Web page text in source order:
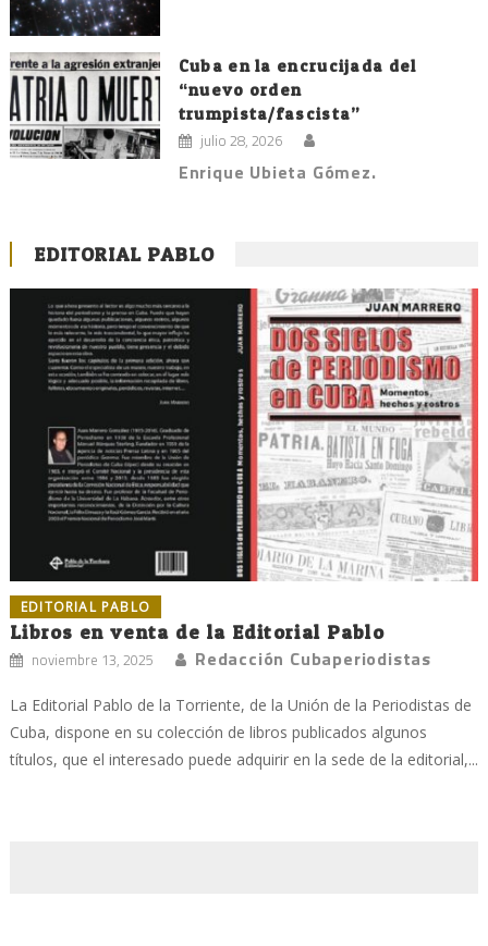
Cuba en la encrucijada del
“nuevo orden
trumpista/fascista”
julio 28, 2026
Enrique Ubieta Gómez.
EDITORIAL PABLO
EDITORIAL PABLO
Libros en venta de la Editorial Pablo
noviembre 13, 2025 Redacción Cubaperiodistas
La Editorial Pablo de la Torriente, de la Unión de la Periodistas de
Cuba, dispone en su colección de libros publicados algunos
títulos, que el interesado puede adquirir en la sede de la editorial,...